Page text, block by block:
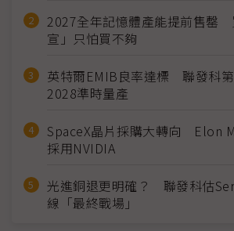
2027全年記憶體產能提前售罄
宣」只怕買不夠
英特爾EMIB良率達標 聯發科第
2028準時量產
SpaceX晶片採購大轉向 Elon
採用NVIDIA
光進銅退更明確？ 聯發科估
線「最終戰場」